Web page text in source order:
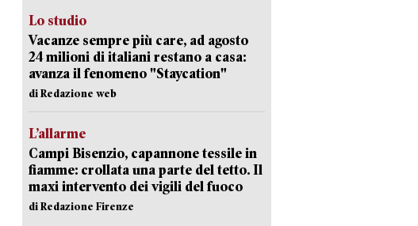
Lo studio
Vacanze sempre più care, ad agosto
24 milioni di italiani restano a casa:
avanza il fenomeno "Staycation"
di Redazione web
L’allarme
Campi Bisenzio, capannone tessile in
fiamme: crollata una parte del tetto. Il
maxi intervento dei vigili del fuoco
di Redazione Firenze